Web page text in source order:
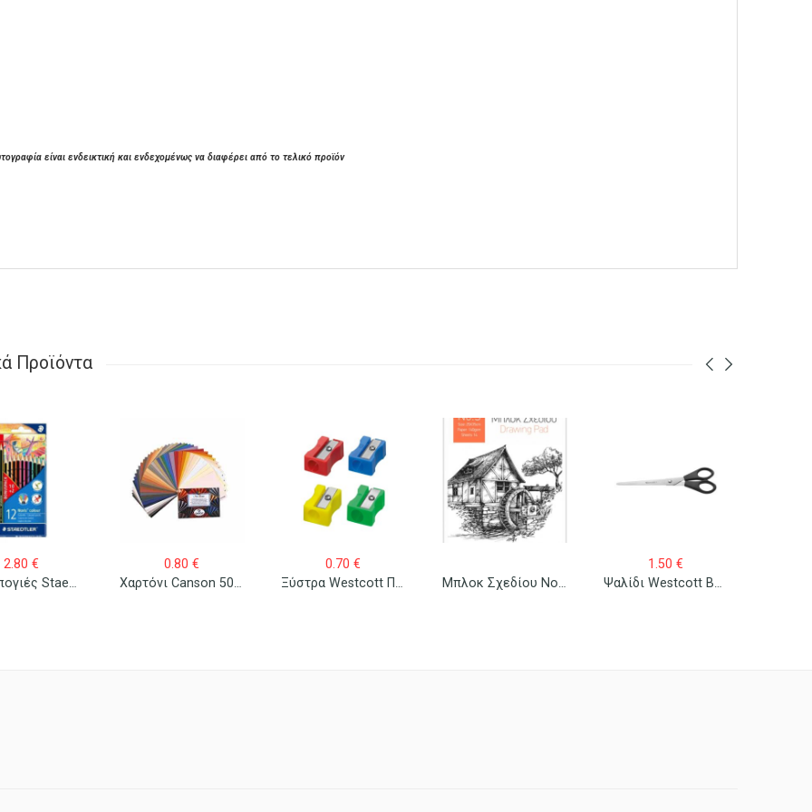
είναι ενδεικτική και ενδεχομένως να διαφέρει από το τελικό προϊόν
Προϊόντα
2.80 €
Ξυλομπογιές Staedtler Wopex Norris Colour
0.80€
Χαρτόνι Canson 50×70 Διάφορα Χρώματα
0.70€
Ξύστρα Westcott Πλαστική Μπλοκ Σχεδίου Νο 3 25×35 (Β4)
1.50€
Ψαλίδι Westcott Buero 31170